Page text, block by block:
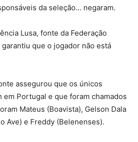
da seleção… negaram.
Lusa, fonte da Federação
que o jogador não está
assegurou que os únicos
em Portugal e que foram chamados
Mateus (Boavista), Gelson Dala
Ave) e Freddy (Belenenses).